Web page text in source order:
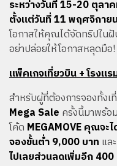
ระหว่างวันที่ 15-20 ตุลา
ตั้งแต่วันที่ 11 พฤศจิกาย
โอกาสให้คุณได้จัดทริปใน
อย่าปล่อยให้โอกาสหลุดมือ!
แพ็คเกจเที่ยวบิน + โรง
สำหรับผู้ที่ต้องการจองทั้ง
Mega Sale ครั้งนี้มาพร้
โค้ด MEGAMOVEคุณจะ
จองขั้นต่ำ 9,000 บาท และ
ไปเลยส่วนลดเพิ่มอีก 400